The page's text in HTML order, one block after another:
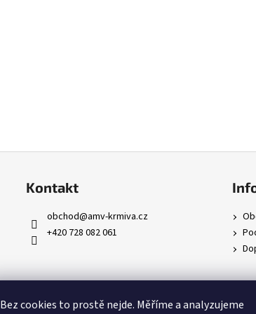
Bez cookies to prostě nejde. Měříme a analyzujeme
Kontakt
obchod@amv-krmiva.cz
+420 728 082 061